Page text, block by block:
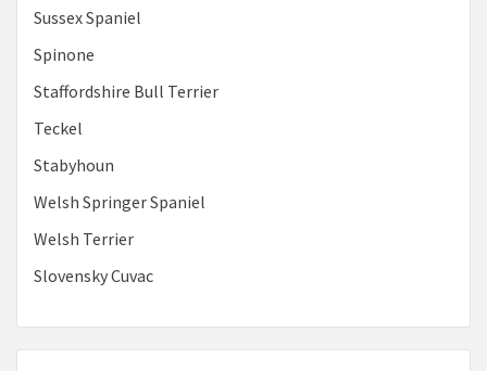
Sussex Spaniel
Spinone
Staffordshire Bull Terrier
Teckel
Stabyhoun
Welsh Springer Spaniel
Welsh Terrier
Slovensky Cuvac